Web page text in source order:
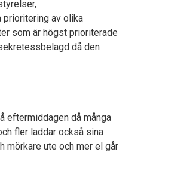
prioritering av olika
som är högst prioriterade
då den
eftermiddagen då många
fler laddar också sina
mörkare ute och mer el går